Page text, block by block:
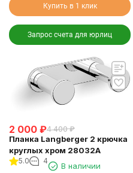
Купить в 1 клик
Запрос счета для юрлиц
2 000 ₽4 400 ₽
Планка Langberger 2 крючка
круглых хром 28032A
5.0 4
В наличии